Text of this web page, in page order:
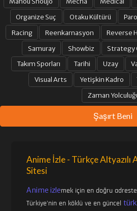
Organize Suç
Otaku Kültürü
Racing
Reenkarnasyon Reverse
Samuray
Showbiz Strategy
Takım Sporları
Tarihi Uzay
Visual Arts
Yetişkin Kadro
Zaman
Şaşırt Beni
Anime İzle - Türkçe Altyazılı
Sitesi
Anime izlemek için en doğru
Türkiye'nin en köklü ve en güncel